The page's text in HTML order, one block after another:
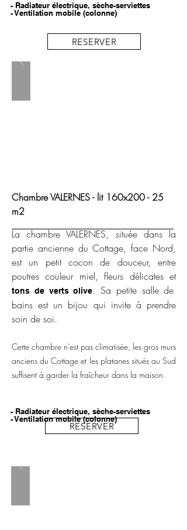
- Radiateur électrique, sèche-serviettes
- Ventilation mobile (colonne)
RESERVER
​Chambre VALERNES​ - lit 160x200 - 25
m2
La chambre VALERNES, située dans la
partie ancienne du Cottage, face Nord,
est un petit cocon de douceur, entre
poutres couleur miel, fleurs délicates et
tons de verts olive. Sa petite salle de
bains est un bijou qui invite à prendre
soin de soi.
Cette chambre n'est pas climatisée, les gros murs
anciens du Cottage et les platanes situés au Sud
suffisent à garder la fraîcheur dans la maison.
RESERVER
- Radiateur électrique, sèche-serviettes
- Ventilation mobile (colonne)